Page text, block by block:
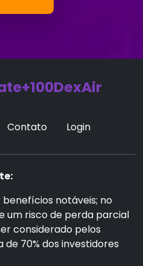
Contato Login
notáveis; no
um risco de perda parcial
considerado pelos
de 70% dos investidores